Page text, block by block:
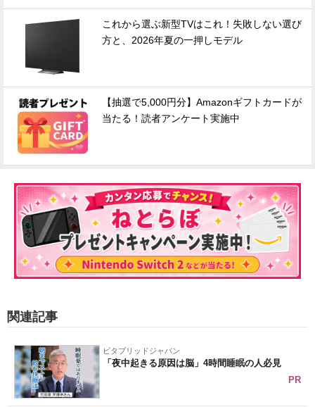
これから選ぶ新型TVはこれ！失敗しない選び
方と、2026年夏の一押しモデル
【抽選で5,000円分】Amazonギフトカードが
当たる！読者アンケート実施中
関連記事
ビタブリッドジャパン
「夜中起きる原因は脳」4時間睡眠の人必見
PR